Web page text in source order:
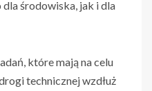
środowiska, jak i dla
które mają na celu
technicznej wzdłuż